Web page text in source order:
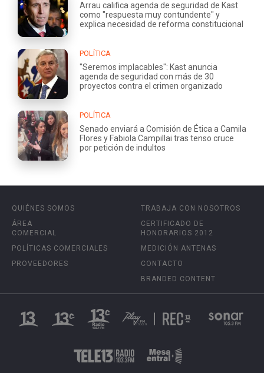
Arrau califica agenda de seguridad de Kast
como "respuesta muy contundente" y
explica necesidad de reforma constitucional
POLÍTICA
"Seremos implacables": Kast anuncia
agenda de seguridad con más de 30
proyectos contra el crimen organizado
POLÍTICA
Senado enviará a Comisión de Ética a Camila
Flores y Fabiola Campillai tras tenso cruce
por petición de indultos
QUIÉNES SOMOS
ÁREA
COMERCIAL
POLÍTICAS COMERCIALES
PROVEEDORES
TRABAJA CON NOSOTROS
CERTIFICADO DE
HONORARIOS 2012
MEDICIÓN ANTENAS
CONTACTO
BRANDED CONTENT